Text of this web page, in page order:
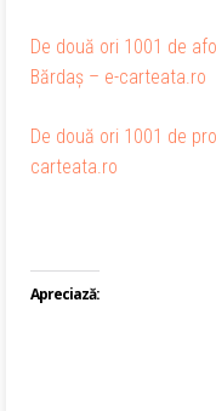
De două ori 1001 de
Bărdaș – e-carteata.ro
De două ori 1001 de
carteata.ro
Apreciază: